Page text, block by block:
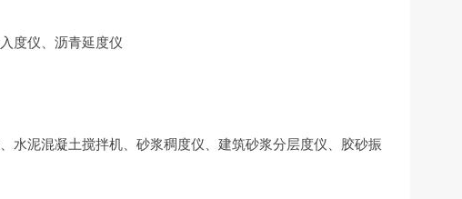
度仪、沥青延度仪
泥混凝土搅拌机、砂浆稠度仪、建筑砂浆分层度仪、胶砂振